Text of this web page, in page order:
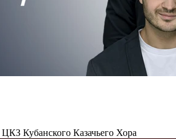
ЦКЗ Кубанского Казачьего Хора